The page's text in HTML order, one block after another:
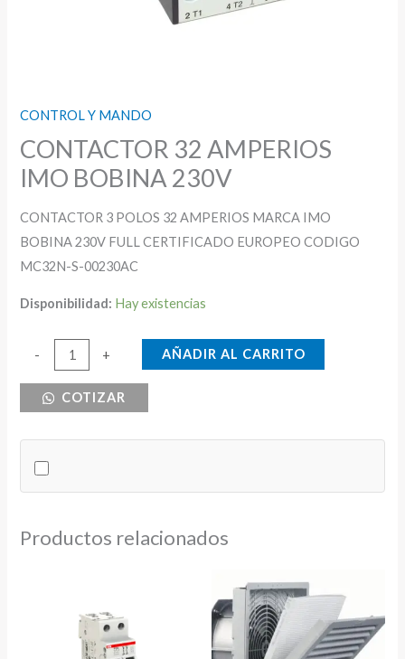
CONTROL Y MANDO
CONTACTOR 32 AMPERIOS
IMO BOBINA 230V
CONTACTOR 3 POLOS 32 AMPERIOS MARCA IMO
BOBINA 230V FULL CERTIFICADO EUROPEO CODIGO
MC32N-S-00230AC
Disponibilidad: Hay existencias
-
CONTACTOR
AMPERIOS
230V
cantidad
+ AÑADIR AL CARRITO
COTIZAR
Productos relacionados